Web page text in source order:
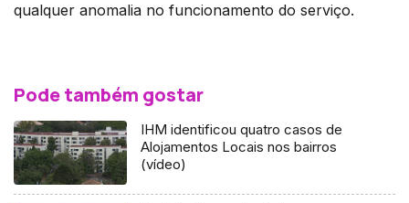
qualquer anomalia no funcionamento do serviço.
Pode também gostar
IHM identificou quatro casos de
Alojamentos Locais nos bairros
(vídeo)